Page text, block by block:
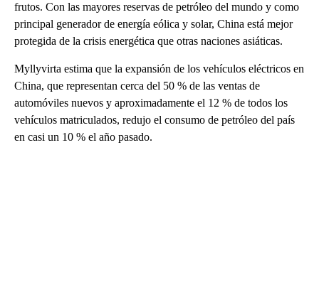
frutos. Con las mayores reservas de petróleo del mundo y como
principal generador de energía eólica y solar, China está mejor
protegida de la crisis energética que otras naciones asiáticas.
Myllyvirta estima que la expansión de los vehículos eléctricos en
China, que representan cerca del 50 % de las ventas de
automóviles nuevos y aproximadamente el 12 % de todos los
vehículos matriculados, redujo el consumo de petróleo del país
en casi un 10 % el año pasado.